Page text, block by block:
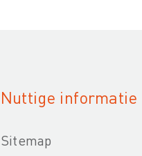
Nuttige informatie
Sitemap